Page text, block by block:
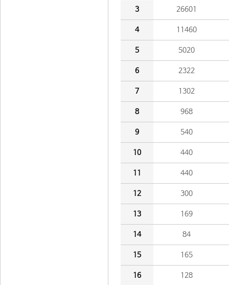
3 26601
4 11460
5 5020
6 2322
7 1302
8 968
9 540
10 440
11 440
12 300
13 169
14 84
15 165
16 128